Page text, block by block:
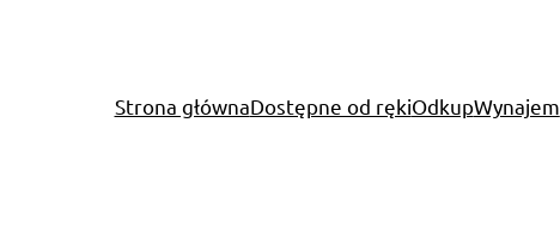
Strona głównaDostępne od rękiOdkupWynajem